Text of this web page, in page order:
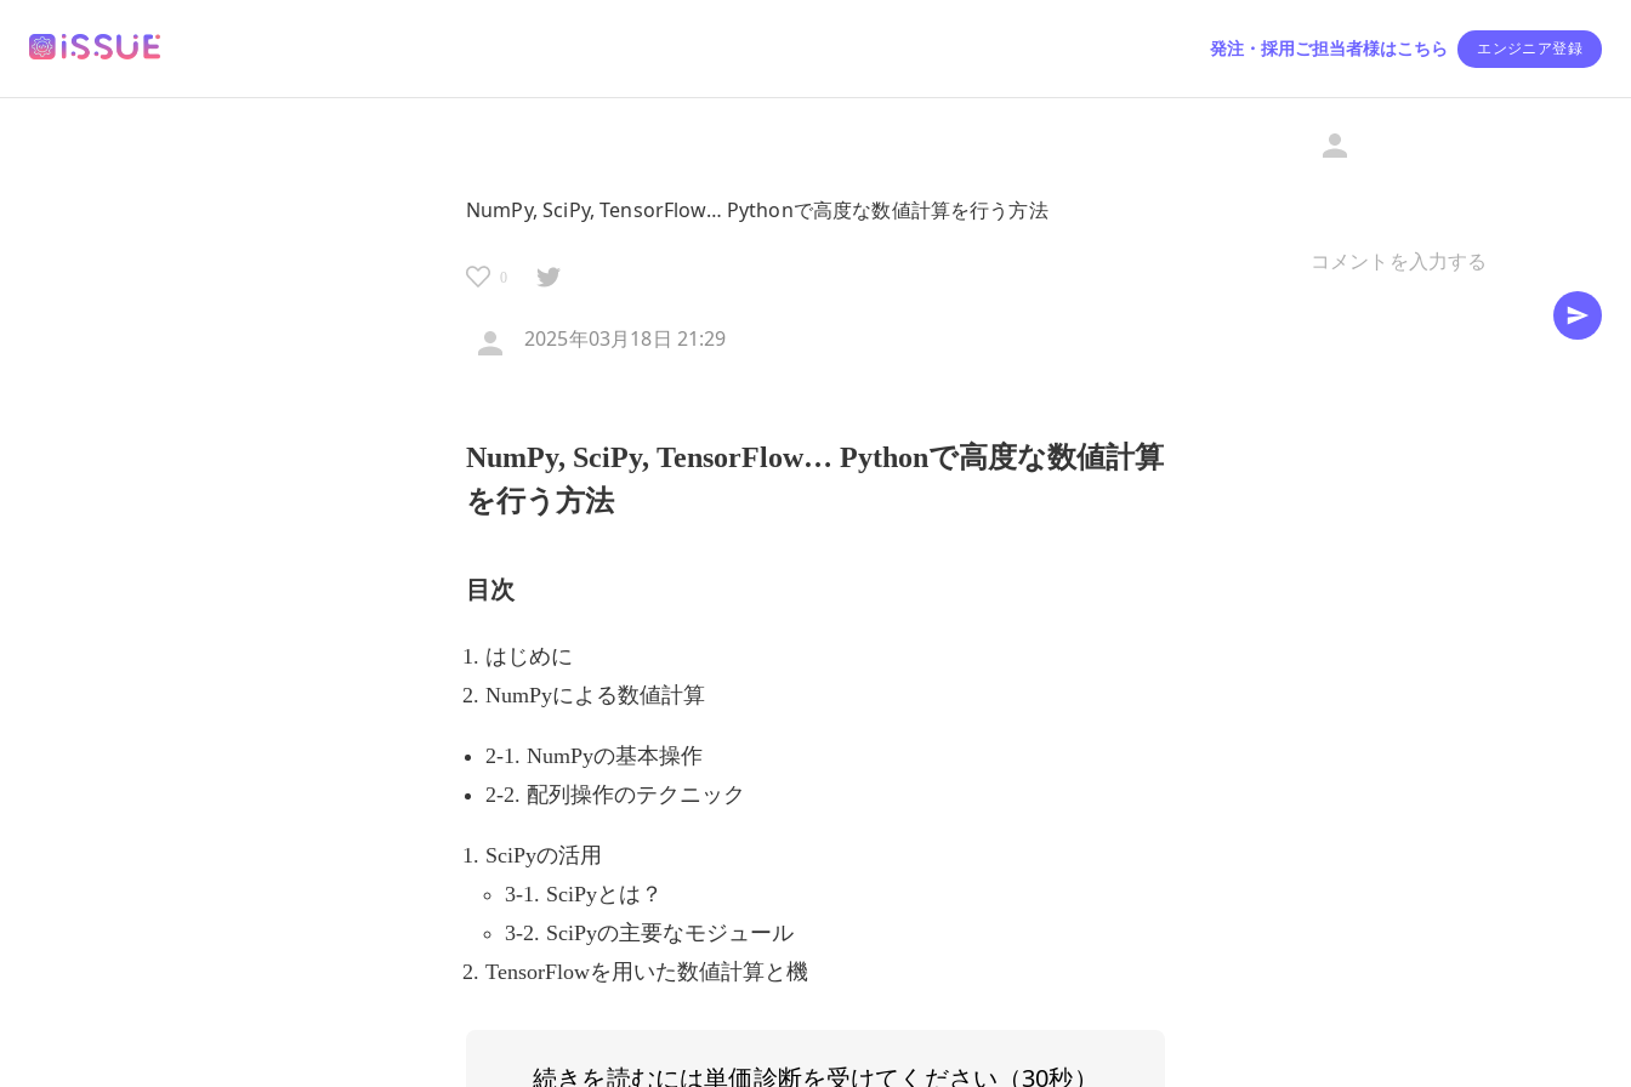
発注・採用ご担当者様はこちら エンジニア登録
NumPy, SciPy, TensorFlow… Pythonで高度な数値計算を行う方法
0
2025年03月18日 21:29
NumPy, SciPy, TensorFlow… Pythonで高度な数値計算
を行う方法
目次
はじめに
NumPyによる数値計算
2-1. NumPyの基本操作
2-2. 配列操作のテクニック
SciPyの活用
3-1. SciPyとは？
3-2. SciPyの主要なモジュール
TensorFlowを用いた数値計算と機
続きを読むには単価診断を受けてください（30秒）